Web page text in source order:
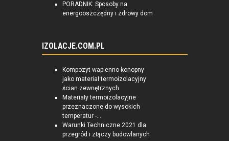
PORADNIK: Sposoby na
energooszczędny i zdrowy dom
IZOLACJE.COM.PL
Kompozyt wapienno-konopny
jako materiał termoizolacyjny
ścian zewnętrznych
Materiały termoizolacyjne
przeznaczone do wysokich
temperatur -...
Warunki Techniczne 2021 dla
przegród i złączy budowlanych